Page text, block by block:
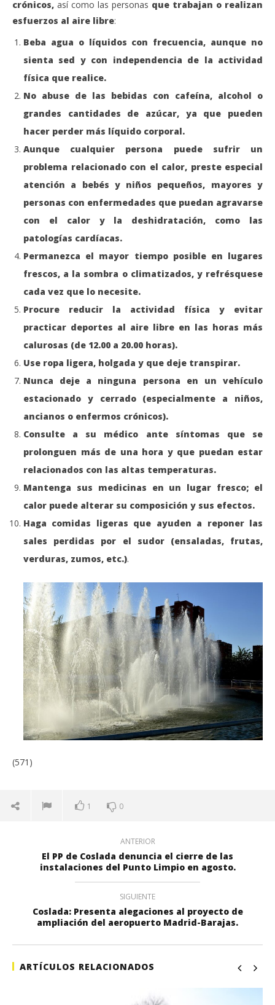
crónicos, así como las personas que trabajan o realizan
esfuerzos al aire libre:
Beba agua o líquidos con frecuencia, aunque no
sienta sed y con independencia de la actividad
física que realice.
No abuse de las bebidas con cafeína, alcohol o
grandes cantidades de azúcar, ya que pueden
hacer perder más líquido corporal.
Aunque cualquier persona puede sufrir un
problema relacionado con el calor, preste especial
atención a bebés y niños pequeños, mayores y
personas con enfermedades que puedan agravarse
con el calor y la deshidratación, como las
patologías cardíacas.
Permanezca el mayor tiempo posible en lugares
frescos, a la sombra o climatizados, y refrésquese
cada vez que lo necesite.
Procure reducir la actividad física y evitar
practicar deportes al aire libre en las horas más
calurosas (de 12.00 a 20.00 horas).
Use ropa ligera, holgada y que deje transpirar.
Nunca deje a ninguna persona en un vehículo
estacionado y cerrado (especialmente a niños,
ancianos o enfermos crónicos).
Consulte a su médico ante síntomas que se
prolonguen más de una hora y que puedan estar
relacionados con las altas temperaturas.
Mantenga sus medicinas en un lugar fresco; el
calor puede alterar su composición y sus efectos.
Haga comidas ligeras que ayuden a reponer las
sales perdidas por el sudor (ensaladas, frutas,
verduras, zumos, etc.).
(571)
1 0
ANTERIOR
El PP de Coslada denuncia el cierre de las
instalaciones del Punto Limpio en agosto.
SIGUIENTE
Coslada: Presenta alegaciones al proyecto de
ampliación del aeropuerto Madrid-Barajas.
ARTÍCULOS RELACIONADOS